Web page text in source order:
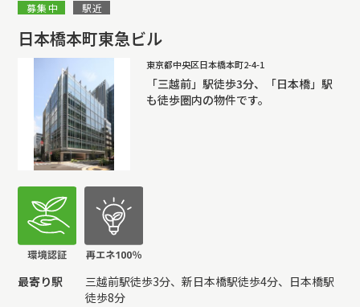
募集中 駅近
日本橋本町東急ビル
東京都中央区日本橋本町2-4-1
「三越前」駅徒歩3分、「日本橋」駅
も徒歩圏内の物件です。
最寄り駅
三越前駅徒歩3分、新日本橋駅徒歩4分、日本橋駅
徒歩8分